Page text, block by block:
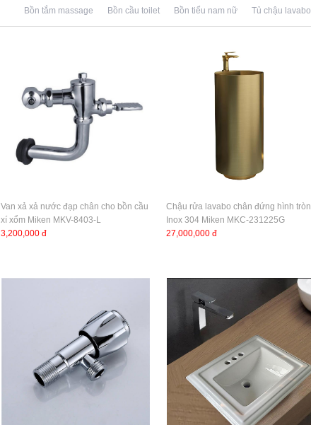
Bồn tắm massage Bồn cầu toilet Bồn tiểu nam nữ Tủ chậu lavabo
Van xả xả nước đạp chân cho bồn cầu
xí xổm Miken MKV-8403-L
3,200,000 đ
Chậu rửa lavabo chân đứng hình tròn
Inox 304 Miken MKC-231225G
27,000,000 đ